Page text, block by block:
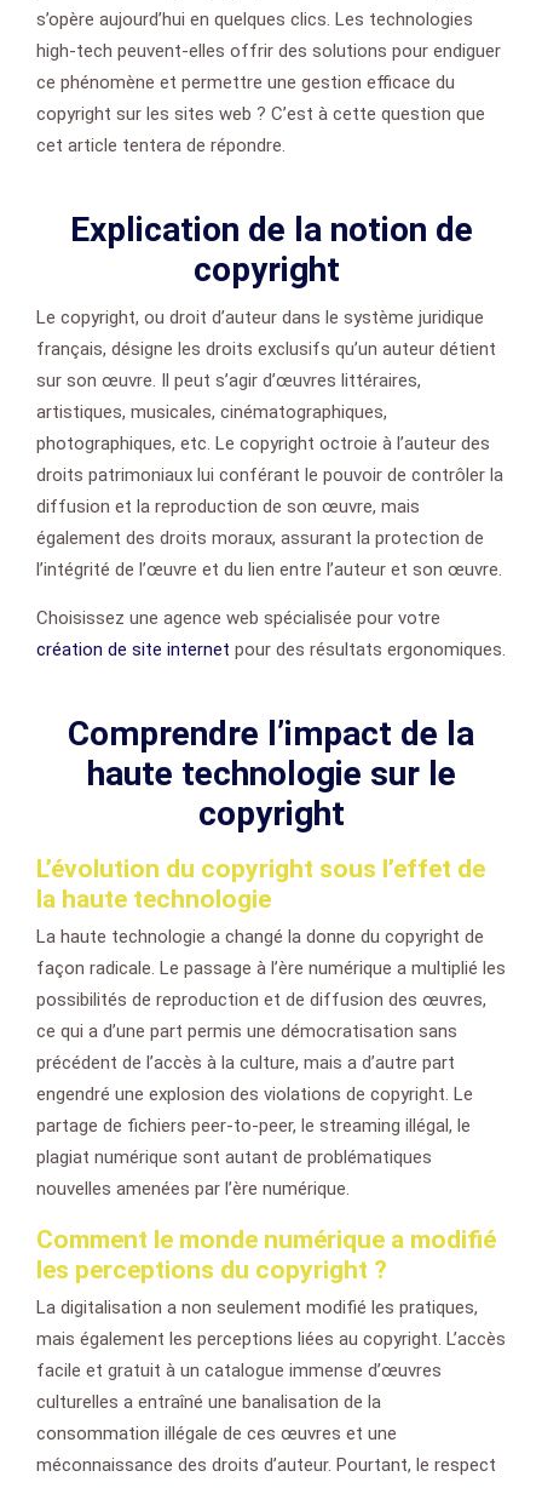
s’opère aujourd’hui en quelques clics. Les technologies
high-tech peuvent-elles offrir des solutions pour endiguer
ce phénomène et permettre une gestion efficace du
copyright sur les sites web ? C’est à cette question que
cet article tentera de répondre.
Explication de la notion de
copyright
Le copyright, ou droit d’auteur dans le système juridique
français, désigne les droits exclusifs qu’un auteur détient
sur son œuvre. Il peut s’agir d’œuvres littéraires,
artistiques, musicales, cinématographiques,
photographiques, etc. Le copyright octroie à l’auteur des
droits patrimoniaux lui conférant le pouvoir de contrôler la
diffusion et la reproduction de son œuvre, mais
également des droits moraux, assurant la protection de
l’intégrité de l’œuvre et du lien entre l’auteur et son œuvre.
Choisissez une agence web spécialisée pour votre
création de site internet pour des résultats ergonomiques.
Comprendre l’impact de la
haute technologie sur le
copyright
L’évolution du copyright sous l’effet de
la haute technologie
La haute technologie a changé la donne du copyright de
façon radicale. Le passage à l’ère numérique a multiplié les
possibilités de reproduction et de diffusion des œuvres,
ce qui a d’une part permis une démocratisation sans
précédent de l’accès à la culture, mais a d’autre part
engendré une explosion des violations de copyright. Le
partage de fichiers peer-to-peer, le streaming illégal, le
plagiat numérique sont autant de problématiques
nouvelles amenées par l’ère numérique.
Comment le monde numérique a modifié
les perceptions du copyright ?
La digitalisation a non seulement modifié les pratiques,
mais également les perceptions liées au copyright. L’accès
facile et gratuit à un catalogue immense d’œuvres
culturelles a entraîné une banalisation de la
consommation illégale de ces œuvres et une
méconnaissance des droits d’auteur. Pourtant, le respect